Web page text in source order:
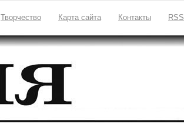
Творчество Карта сайта Контакты RSS